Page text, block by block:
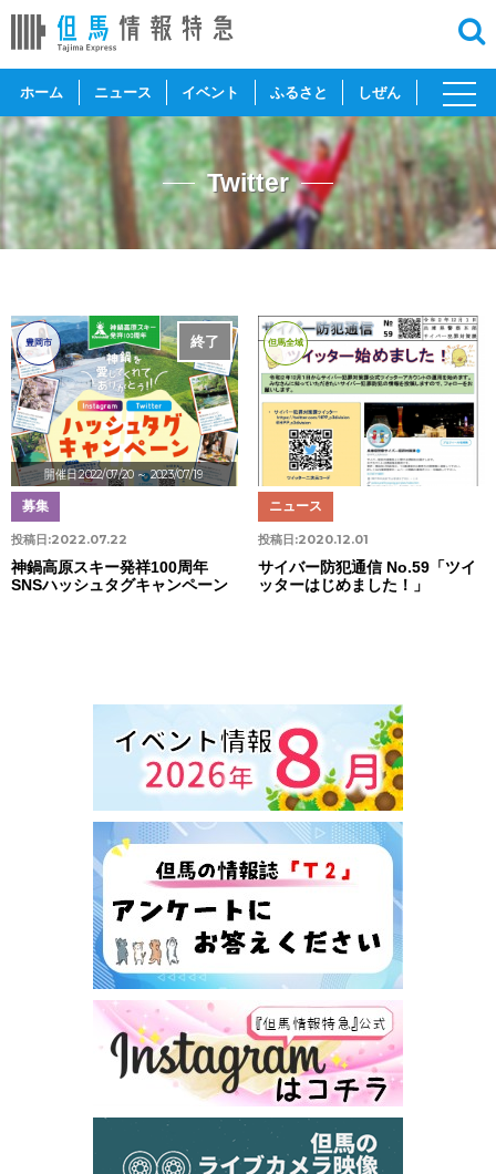
ホーム ニュース イベント ふるさと しぜん
toggle
Twitter
開催日:2022/07/20 ～ 2023/07/19
終了
豊岡市
投稿日:2022.07.22
募集
神鍋高原スキー発祥100周年
SNSハッシュタグキャンペーン
但馬全域
投稿日:2020.12.01
ニュース
サイバー防犯通信 No.59「ツイ
ッターはじめました！」